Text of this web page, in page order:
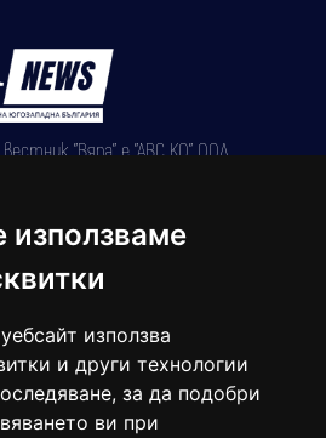
използваме
използва
и други технологии
за да подобри
ви при
"Вяра" е "АВС КО" ООД,
година.
43